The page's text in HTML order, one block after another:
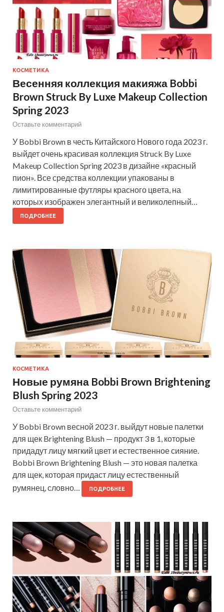
КОСМЕТИКА
Весенняя коллекция макияжа Bobbi
Brown Struck By Luxe Makeup Collection
Spring 2023
Оставьте комментарий
У Bobbi Brown в честь Китайского Нового года 2023 г.
выйдет очень красивая коллекция Struck By Luxe
Makeup Collection Spring 2023 в дизайне «красный
пион». Все средства коллекции упакованы в
лимитированные футляры красного цвета, на
которых изображен элегантный и великолепный…
ПОДРОБНЕЕ
КОСМЕТИКА
Новые румяна Bobbi Brown Brightening
Blush Spring 2023
Оставьте комментарий
У Bobbi Brown весной 2023 г. выйдут новые палетки
для щек Brightening Blush — продукт 3 в 1, которые
придадут лицу мягкий цвет и естественное сияние.
Bobbi Brown Brightening Blush — это новая палетка
для щек, которая придаст лицу естественный
румянец, словно…
ПОДРОБНЕЕ